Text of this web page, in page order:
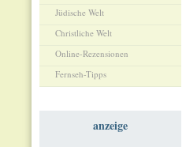
Jüdische Welt
Christliche Welt
Online-Rezensionen
Fernseh-Tipps
anzeige